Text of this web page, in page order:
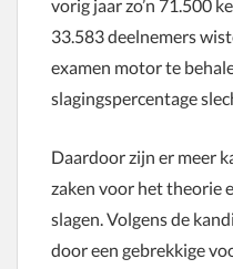
vorig jaar zo’n 71.500
33.583 deelnemers
examen motor te
slagingspercentage
Daardoor zijn er meer
zaken voor het theorie
slagen. Volgens de
door een gebrekkige